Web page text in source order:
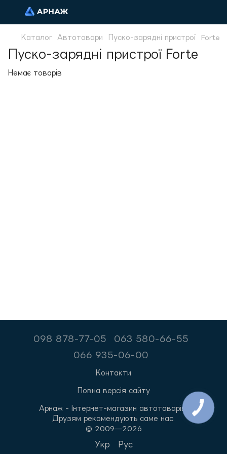
Каталог Автотовари Пуско-зарядні пристрої Forte
Пуско-зарядні пристрої Forte
Немає товарів
098 878-77-05
063 580-66-55
066 935-06-00
Контакти
Повна версія сайту
Арнаж - Інтернет-магазин автотоварів.
Друзям рекомендують саме нас.
© 2009—2026
Укр Рус